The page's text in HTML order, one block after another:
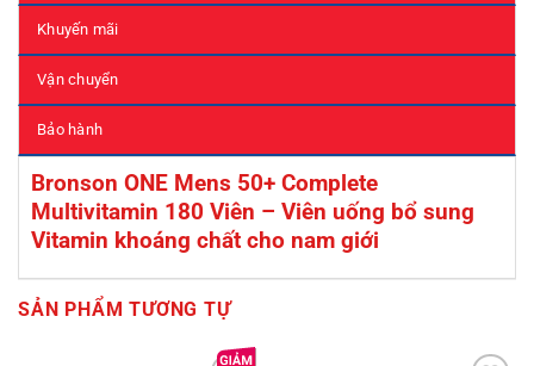
Khuyến mãi
Vận chuyển
Bảo hành
Bronson ONE Mens 50+ Complete
Multivitamin 180 Viên – Viên uống bổ sung
Vitamin khoáng chất cho nam giới
SẢN PHẨM TƯƠNG TỰ